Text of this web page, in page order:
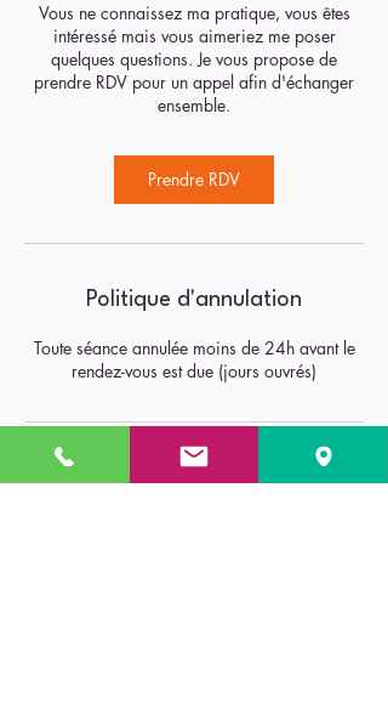
Vous ne connaissez ma pratique, vous êtes
intéressé mais vous aimeriez me poser
quelques questions. Je vous propose de
prendre RDV pour un appel afin d'échanger
ensemble.
Prendre RDV
Politique d'annulation
Toute séance annulée moins de 24h avant le
rendez-vous est due (jours ouvrés)
Coordonnées